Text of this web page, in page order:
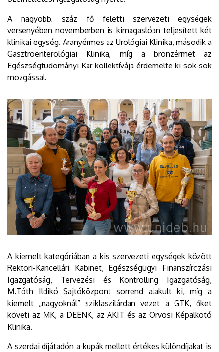
A nagyobb, száz fő feletti szervezeti egységek
versenyében novemberben is kimagaslóan teljesített két
klinikai egység. Aranyérmes az Urológiai Klinika, második a
Gasztroenterológiai Klinika, míg a bronzérmet az
Egészségtudományi Kar kollektívája érdemelte ki sok-sok
mozgással.
A kiemelt kategóriában a kis szervezeti egységek között
Rektori-Kancellári Kabinet, Egészségügyi Finanszírozási
Igazgatóság, Tervezési és Kontrolling Igazgatóság,
M.Tóth Ildikó Sajtóközpont sorrend alakult ki, míg a
kiemelt „nagyoknál” sziklaszilárdan vezet a GTK, őket
követi az MK, a DEENK, az AKIT és az Orvosi Képalkotó
Klinika.
A szerdai díjátadón a kupák mellett értékes különdíjakat is